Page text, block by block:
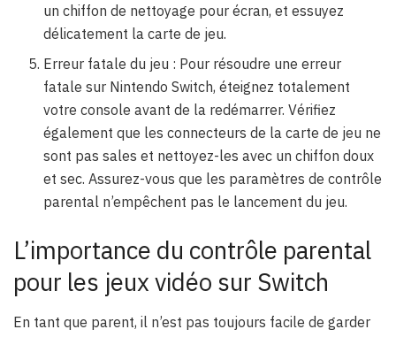
un chiffon de nettoyage pour écran, et essuyez
délicatement la carte de jeu.
Erreur fatale du jeu : Pour résoudre une erreur
fatale sur Nintendo Switch, éteignez totalement
votre console avant de la redémarrer. Vérifiez
également que les connecteurs de la carte de jeu ne
sont pas sales et nettoyez-les avec un chiffon doux
et sec. Assurez-vous que les paramètres de contrôle
parental n’empêchent pas le lancement du jeu.
L’importance du contrôle parental
pour les jeux vidéo sur Switch
En tant que parent, il n’est pas toujours facile de garder